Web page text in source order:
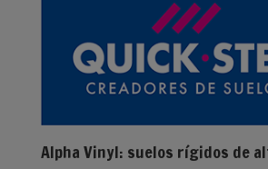
Alpha Vinyl: suelos rígidos de